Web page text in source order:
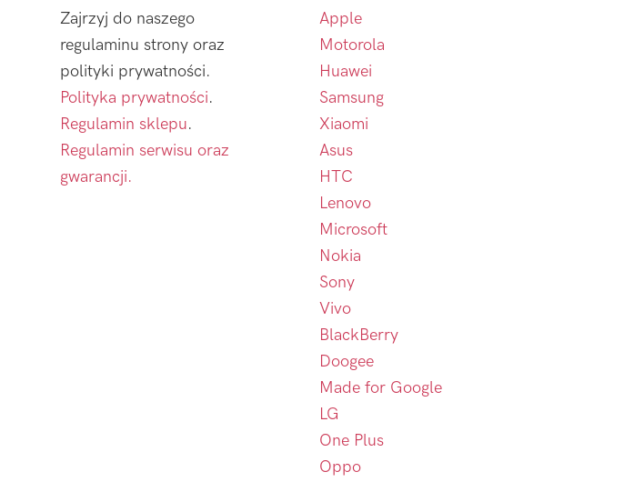
Zajrzyj do naszego
regulaminu strony oraz
polityki prywatności.
Polityka prywatności.
Regulamin sklepu.
Regulamin serwisu oraz
gwarancji.
Apple
Motorola
Huawei
Samsung
Xiaomi
Asus
HTC
Lenovo
Microsoft
Nokia
Sony
Vivo
BlackBerry
Doogee
Made for Google
LG
One Plus
Oppo